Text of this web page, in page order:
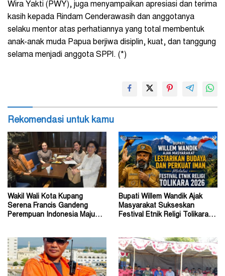
Wira Yakti ( PWY), juga menyampaikan apresiasi dan terima
kasih kepada Rindam Cenderawasih dan anggotanya
selaku mentor atas perhatiannya yang total membentuk
anak-anak muda Papua berjiwa disiplin, kuat, dan tanggung
selama menjadi anggota SPPI. (*)
Rekomendasi untuk kamu
Wakil Wali Kota Kupang
Serena Francis Gandeng
Perempuan Indonesia Maju
Bupati Willem Wandik Ajak
Masyarakat Sukseskan
Festival Etnik Religi Tolikara